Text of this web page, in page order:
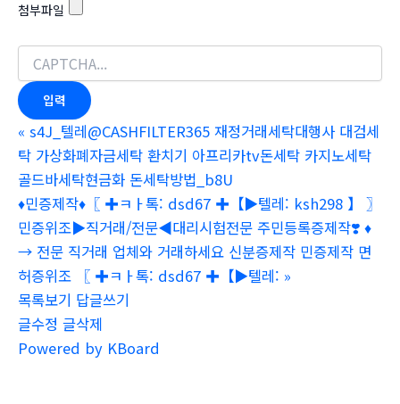
첨부파일
« s4J_텔레@CASHFILTER365 재정거래세탁대행사 대검세
탁 가상화폐자금세탁 환치기 아프리카tv돈세탁 카지노세탁
골드바세탁현금화 돈세탁방법_b8U
♦민증제작♦〖 ✚ㅋㅏ톡: dsd67 ✚【▶텔레: ksh298 】 〗
민증위조▶직거래/전문◀대리시험전문 주민등록증제작❣️ ♦
→ 전문 직거래 업체와 거래하세요 신분증제작 민증제작 면
허증위조 〖 ✚ㅋㅏ톡: dsd67 ✚【▶텔레: »
목록보기 답글쓰기
글수정 글삭제
Powered by KBoard